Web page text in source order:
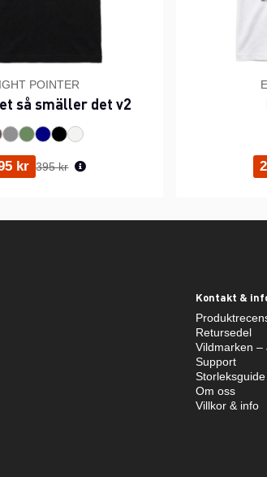
POINTER
så smäller det v2
kr Ordinarie pris:
395 kr
Kontakt &
Retursedel
Vildmarken –
Support
Storleksguide
Om oss
Villkor & info